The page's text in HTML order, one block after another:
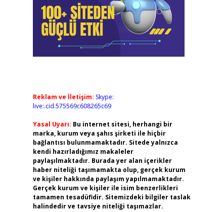
Reklam ve İletişim: Skype:
live:.cid.575569c608265c69
Yasal Uyarı: Bu internet sitesi, herhangi bir
marka, kurum veya şahıs şirketi ile hiçbir
bağlantısı bulunmamaktadır. Sitede yalnızca
kendi hazırladığımız makaleler
paylaşılmaktadır. Burada yer alan içerikler
haber niteliği taşımamakta olup, gerçek kurum
ve kişiler hakkında paylaşım yapılmamaktadır.
Gerçek kurum ve kişiler ile isim benzerlikleri
tamamen tesadüfidir. Sitemizdeki bilgiler taslak
halindedir ve tavsiye niteliği taşımazlar.